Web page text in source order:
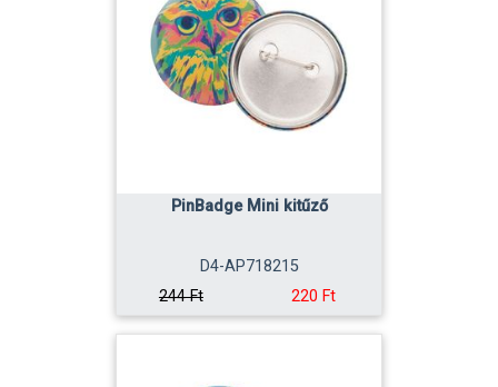
PinBadge Mini kitűző
D4-AP718215
244 Ft
220 Ft